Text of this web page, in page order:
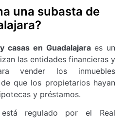
una subasta de
casas en Guadalajara es un
las entidades financieras y
vender los inmuebles
que los propietarios hayan
y préstamos.
está regulado por el Real